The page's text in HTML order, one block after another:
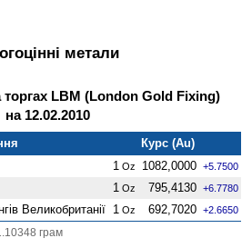
метали
торгах LBM (London Gold Fixing)
на 12.02.2010
Курс (Au)
1 Oz 1082,0000 +5.7500
1 Oz 795,4130 +6.7780
Велико­британії 1 Oz 692,7020 +2.6650
грам